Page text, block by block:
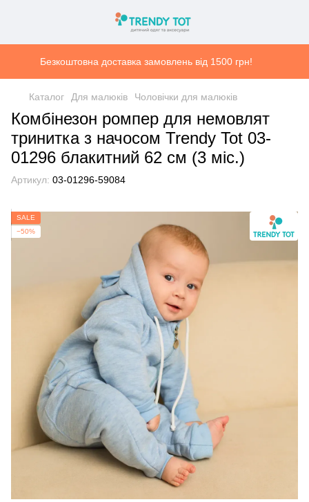
Безкоштовна доставка замовлень від 1500 грн!
Каталог Для малюків Чоловічки для малюків
Комбінезон ромпер для немовлят
тринитка з начосом Trendy Tot 03-
01296 блакитний 62 см (3 мiс.)
Артикул: 03-01296-59084
SALE
−50%